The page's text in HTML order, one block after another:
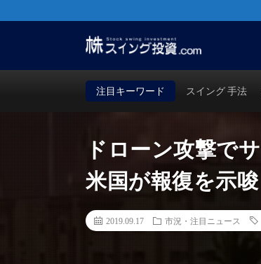
買い時・売り時も徹底検証！
注目キーワード スイング 手法
ドローン攻撃で
米国が報復を示唆
2019.09.17 市況・注目ニュース